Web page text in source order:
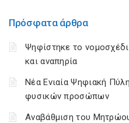
Πρόσφατα άρθρα
Ψηφίστηκε το
και αναπηρία
Νέα Ενιαία Ψηφιακή
φυσικών προσώπων
Αναβάθμιση του